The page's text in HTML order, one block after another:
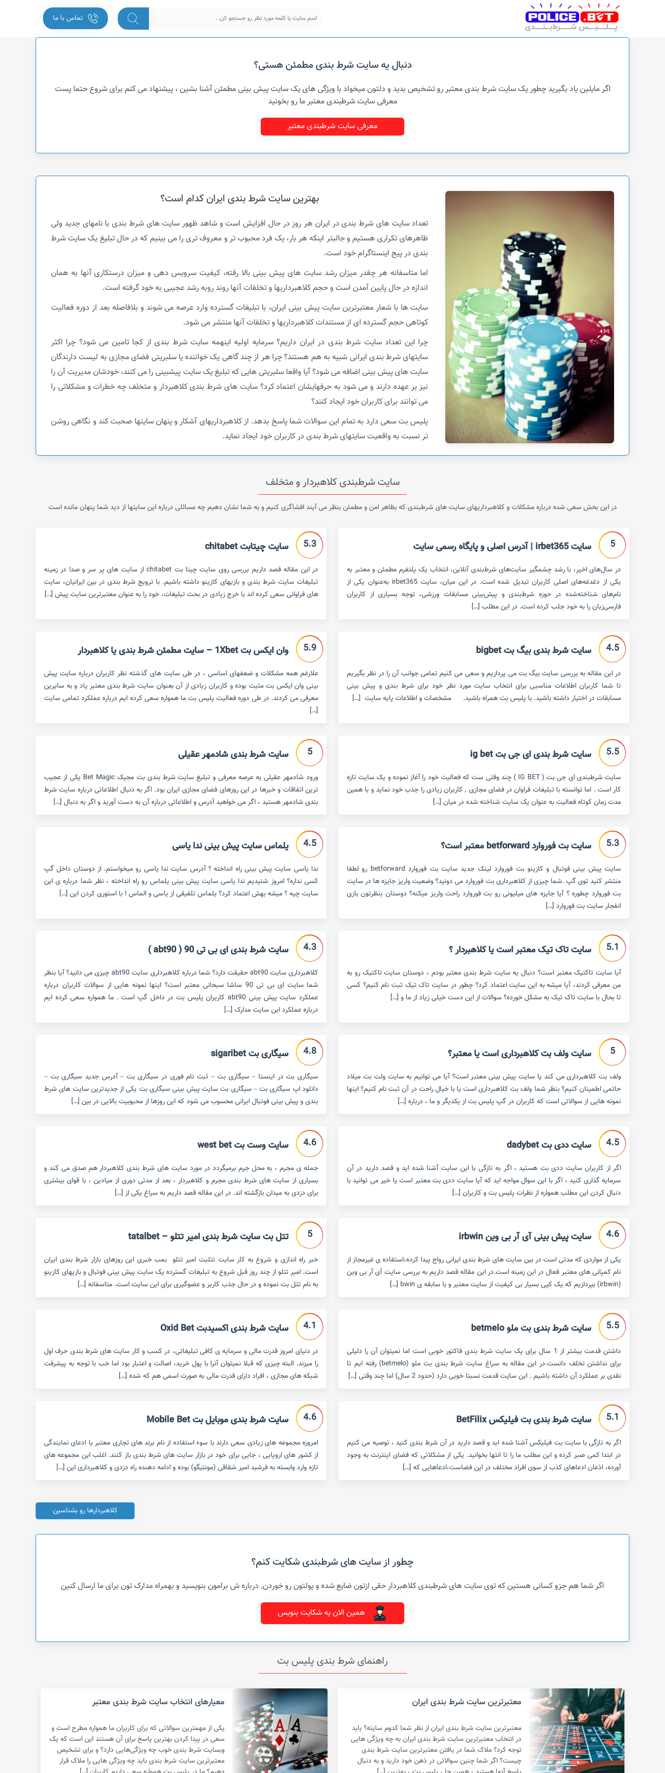
پلیس شرط بندی تماس با ما
دنبال یه سایت شرط بندی مطمئن هستی؟
اگر مایلین یاد بگیرید چطور یک سایت شرط بندی معتبر رو تشخیص بدید و دلتون میخواد با ویژگی های یک سایت پیش بینی مطمئن آشنا بشین ، پیشنهاد می کنم برای شروع حتما پست
معرفی سایت شرطبندی معتبر ما رو بخونید
معرفی سایت شرطبندی معتبر
بهترین سایت شرط بندی ایران کدام است؟
تعداد سایت های شرط بندی در ایران هر روز در حال افزایش است و شاهد ظهور سایت های شرط بندی با نامهای جدید ولی
ظاهرهای تکراری هستیم و جالبتر اینکه هر بار، یک فرد محبوب تر و معروف تری را می بینیم که در حال تبلیغ یک سایت شرط
بندی در پیج اینستاگرام خود است.
اما متاسفانه هر چقدر میزان رشد سایت های پیش بینی بالا رفته، کیفیت سرویس دهی و میزان درستکاری آنها به همان
اندازه در حال پایین آمدن است و حجم کلاهبرداریها و تخلفات آنها روند روبه رشد عجیبی به خود گرفته است.
سایت ها با شعار معتبرترین سایت پیش بینی ایران، با تبلیغات گسترده وارد عرصه می شوند و بلافاصله بعد از دوره فعالیت
کوتاهی حجم گسترده ای از مستندات کلاهبرداریها و تخلفات آنها منتشر می شود.
چرا این تعداد سایت شرط بندی در ایران داریم؟ سرمایه اولیه اینهمه سایت شرط بندی از کجا تامین می شود؟ چرا اکثر
سایتهای شرط بندی ایرانی شبیه به هم هستند؟ چرا هر از چند گاهی یک خواننده یا سلبریتی فضای مجازی به لیست دارندگان
سایت های پیش بینی اضافه می شود؟ آیا واقعا سلبریتی هایی که تبلیغ یک سایت پیشبینی را می کنند، خودشان مدیریت آن را
نیز بر عهده دارند و می شود به حرفهایشان اعتماد کرد؟ سایت های شرط بندی کلاهبردار و متخلف چه خطرات و مشکلاتی را
می توانند برای کاربران خود ایجاد کنند؟
پلیس بت سعی دارد به تمام این سوالات شما پاسخ بدهد. از کلاهبرداریهای آشکار و پنهان سایتها صحبت کند و نگاهی روشن
تر نسبت به واقعیت سایتهای شرط بندی در کاربران خود ایجاد نماید.
سایت شرطبندی کلاهبردار و متخلف
در این بخش سعی شده درباره مشکلات و کلاهبرداریهای سایت های شرطبندی که بظاهر امن و مطمئن بنظر می آیند افشاگری کنیم و به شما نشان دهیم چه مسائلی درباره این سایتها از دید شما پنهان مانده است
5 سایت irbet365 | آدرس اصلی و پایگاه رسمی سایت
در سال‌های اخیر، با رشد چشمگیر سایت‌های شرط‌بندی آنلاین، انتخاب یک پلتفرم مطمئن و معتبر به
یکی از دغدغه‌های اصلی کاربران تبدیل شده است. در این میان، سایت irbet365 به‌عنوان یکی از
نام‌های شناخته‌شده در حوزه شرط‌بندی و پیش‌بینی مسابقات ورزشی، توجه بسیاری از کاربران
فارسی‌زبان را به خود جلب کرده است. در این مطلب […]
5.3 سایت چیتابت chitabet
در این مقاله قصد داریم بررسی روی سایت چیتا بت chitabet از سایت های پر سر و صدا در زمینه
تبلیغات سایت شرط بندی و بازیهای کازینو داشته باشیم. با ترویج شرط بندی در بین ایرانیان، سایت
های فراوانی سعی کرده اند با خرج زیادی در بحث تبلیغات، خود را به عنوان معتبرترین سایت پیش […]
4.5 سایت شرط بندی بیگ بت bigbet
در این مقاله به بررسی سایت بیگ بت می پردازیم و سعی می کنیم تمامی جوانب آن را در نظر بگیریم
تا شما کاربران اطلاعات مناسبی برای انتخاب سایت مورد نظر خود برای شرط بندی و پیش بینی
مسابقات در اختیار داشته باشید. با پلیس بت همراه باشید. مشخصات و اطلاعات پایه سایت […]
5.9 وان ایکس بت 1Xbet – سایت مطمئن شرط بندی یا کلاهبردار
علارغم همه مشکلات و ضعفهای اساسی ، در طی سایت های گذشته نظر کاربران درباره سایت پیش
بینی وان ایکس بت مثبت بوده و کاربران زیادی از آن بعنوان سایت شرط بندی معتبر یاد و به سایرین
معرفی می کردند. در طی دوره فعالیت پلیس بت ما همواره سعی کرده ایم درباره عملکرد تمامی سایت
[…]
5.5 سایت شرط بندی ای جی بت ig bet
سایت شرطبندی ای جی بت ( IG BET ) چند وقتی ست که فعالیت خود را آغاز نموده و یک سایت تازه
کار است . اما توانسته با تبلیغات فراوان در فضای مجازی ٬ کاربران زیادی را جذب خود نماید و با همین
مدت زمان کوتاه فعالیت به عنوان یک سایت شناخته شده در میان […]
5 سایت شرط بندی شادمهر عقیلی
ورود شادمهر عقیلی به عرصه معرفی و تبلیغ سایت شرط بندی بت مجیک Bet Magic یکی از عجیب
ترین اتفاقات و خبرها در این روزهای فضای مجازی ایران بود. اگر به دنبال اطلاعاتی درباره سایت شرط
بندی شادمهر هستید ، اگر می خواهید آدرس و اطلاعاتی درباره آن به دست آورید و اگر به دنبال […]
5.3 سایت بت فوروارد betforward معتبر است؟
سایت پیش بینی فوتبال و کازینو بت فوروارد لینک جدید سایت بت فوروارد betforward رو لطفا
منتشر کنید توی گپ .شما چیزی از کلاهبرداری بت فوروارد می دونید؟ وضعیت واریز جایزه ها در سایت
بت فوروارد چطوره ؟ آیا جایزه های میلیونی رو بت فوروارد راحت واریز میکنه؟ دوستان بنظرتون بازی
انفجار سایت بت فوروارد […]
4.5 یلماس سایت پیش بینی ندا یاسی
ندا یاسی سایت پیش بینی راه انداخته ؟ آدرس سایت ندا یاسی رو میخواستم. از دوستان داخل گپ
کسی نداره؟ امروز شنیدیم ندا یاسی سایت پیش بینی یلماس رو راه انداخته ، نظر شما درباره ی این
سایت چیه ؟ میشه بهش اعتماد کرد؟ یلماس تلفیقی از یاسی و الماس ! با استوری کردن این […]
5.1 سایت تاک تیک معتبر است یا کلاهبردار ؟
آیا سایت تاکتیک معتبر است؟ دنبال یه سایت شرط بندی معتبر بودم ، دوستان سایت تاکتیک رو به
من معرفی کردند، آیا میشه به این سایت اعتماد کرد؟ چطور در سایت تاک تیک ثبت نام کنیم؟ کسی
تا بحال با سایت تاک تیک به مشکل خورده؟ سوالات از این دست خیلی زیاد از ما و […]
4.3 سایت شرط بندی ای بی تی 90 ( abt90 )
کلاهبرداری سایت abt90 حقیقت دارد؟ شما درباره کلاهبرداری سایت abt90 چیزی می دانید؟ آیا بنظر
شما سایت ای بی تی 90 ساشا سبحانی معتبر است؟ اینها نمونه هایی از سوالات کاربران درباره
عملکرد سایت پیش بینی abt90 کاربران پلیس بت در داخل گپ است . ما همواره سعی کرده ایم
درباره عملکرد این سایت مدارک […]
5 سایت ولف بت کلاهبرداری است یا معتبر؟
ولف بت کلاهبرداری می کند یا سایت پیش بینی معتبر است؟ آیا می توانیم به سایت ولت بت میلاد
حاتمی اطمینان کنیم؟ بنظر شما ولف بت کلاهبرداری است یا با خیال راحت در آن ثبت نام کنیم؟ اینها
نمونه هایی از سوالاتی است که کاربران در گپ پلیس بت از یکدیگر و ما ، درباره […]
4.8 سیگاری بت sigaribet
سیگاری بت در اینستا – سیگاری بت – ثبت نام فوری در سیگاری بت – آدرس جدید سیگاری بت –
دانلود اپ سیگاری بت – سیگاری بت سایت پیش بینی سیگاری بت یکی از جدیدترین سایت های شرط
بندی و پیش بینی فوتبال ایرانی محسوب می شود که این روزها از محبوبیت بالایی در بین […]
4.5 سایت ددی بت dadybet
اگر از کاربران سایت ددی بت هستید ، اگر به تازگی با این سایت آشنا شده اید و قصد دارید در آن
سرمایه گذاری کنید ، اگر با این سوال مواجه اید که آیا سایت ددی بت معتبر است یا خیر می توانید با
دنبال کردن این مطلب همواره از نظرات پلیس بت و کاربران […]
4.6 سایت وست بت west bet
جمله ی مجرم ، به محل جرم برمیگردد در مورد سایت های شرط بندی کلاهبردار هم صدق می کند و
بسیاری از سایت های شرط بندی مجرم و کلاهبردار ، بعد از مدتی دوری از میادین ، با قوای بیشتری
برای دزدی به میدان بازگشته اند. در این مقاله قصد داریم به سراغ یکی از […]
4.6 سایت پیش بینی آی آر بی وین irbwin
یکی از مواردی که مدتی است در بین سایت های شرط بندی ایرانی رواج پیدا کرده،استفاده ی غیرمجاز از
نام کمپانی های معتبر فعال در این زمینه است.در این مقاله قصد داریم به بررسی سایت آی آر بی وین
(irbwin) بپردازیم که یک کپی بسیار بی کیفیت از سایت معتبر و با سابقه ی bwin […]
5 تتل بت سایت شرط بندی امیر تتلو – tatalbet
خبر راه اندازی و شروع به کار سایت تتلبت امیر تتلو بمب خبری این روزهای بازار شرط بندی ایران
است. امیر تتلو از چند روز قبل شروع به تبلیغات گسترده یک سایت پیش بینی فوتبال و بازیهای کازینو
به نام تتل بت نموده و در حال جذب کاربر و عضوگیری برای این سایت است. متاسفانه […]
5.5 سایت شرط بندی بت ملو betmelo
داشتن قدمت بیشتر از 1 سال برای یک سایت شرط بندی فاکتور خوبی است اما نمیتوان آن را دلیلی
برای نداشتن تخلف دانست.در این مقاله به سراغ سایت شرط بندی بت ملو (betmelo) رفته ایم تا
نقدی بر عملکرد آن داشته باشیم . این سایت قدمت نسبتا خوبی دارد (حدود 2 سال) اما چند وقتی […]
4.1 سایت شرط بندی اکسیدبت Oxid Bet
در دنیای امروز قدرت مالی و سرمایه ی کافی تبلیغاتی، در کسب و کار سایت های شرط بندی حرف اول
را میزند. البته چیزی که قبلا نمیتوان آنرا با پول خرید، اصالت و اعتبار بود اما خب با توجه به پیشرفت
شبکه های مجازی ، افراد دارای قدرت مالی به صورت اسمی هم که شده […]
5.1 سایت شرط بندی بت فیلیکس BetFilix
اگر به تازگی با سایت بت فیلیکس آشنا شده اید و قصد دارید در آن شرط بندی کنید ، توصیه می کنیم
در ابتدا کمی صبر کرده و این مطلب ما را تا انتها بخوانید. یکی از مشکلاتی که فضای اینترنت به وجود
آورده، اذعان ادعاهای کذب از سوی افراد مختلف در این فضاست،ادعاهایی که […]
4.6 سایت شرط بندی موبایل بت Mobile Bet
امروزه مجموعه های زیادی سعی دارند با سوء استفاده از نام برند های تجاری معتبر یا ادعای نمایندگی
از کشور های اروپایی ، جایی برای خود در بازار سایت های شرط بندی باز کنند. اغلب این مجموعه های
تازه وارد وابسته به فرشید امیر شقاقی (مونتیگو) بوده و ادامه دهنده راه دزدی و کلاهبرداری این […]
کلاهبردارها رو بشناسین
چطور از سایت های شرطبندی شکایت کنم؟
اگر شما هم جزو کسانی هستین که توی سایت های شرطبندی کلاهبردار حقی ازتون ضایع شده و پولتون رو خوردن٬ درباره ش برامون بنویسید و بهمراه مدارک تون برای ما ارسال کنین
همین الان یه شکایت بنویس
راهنمای شرط بندی پلیس بت
معتبرترین سایت شرط بندی ایران
معتبرترین سایت شرط بندی ایران از نظر شما کدوم سایته؟ باید
در انتخاب معتبرترین سایت شرط بندی ایران به چه ویژگی هایی
توجه کرد؟ ملاک شما در یافتن معتبرترین سایت شرط بندی
چیست؟ اگر شما چنین سوالاتی در ذهن خود دارید و به دنبال
معیارهای انتخاب سایت شرط بندی معتبر
یکی از مهمترین سوالاتی که برای کاربران ما همواره مطرح است و
سعی در پیدا کردن بهترین پاسخ برای آن هستند این است که یک
وبسایت شرط بندی خوب چه ویژگی‌هایی دارد؟ و برای تشخیص
معتبرترین سایت شرط بندی باید چه ویژگی هایی را ملاک قرار